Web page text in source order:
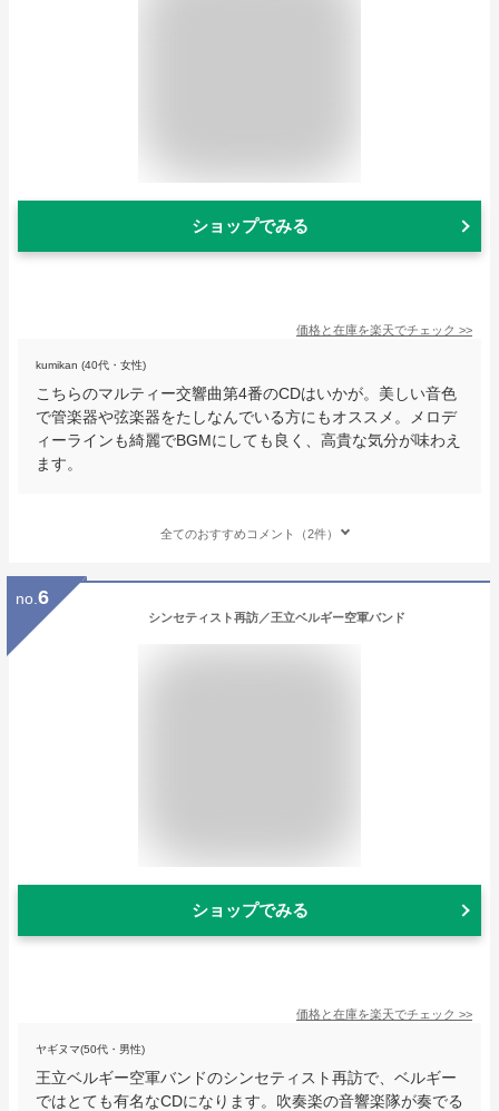
ショップでみる
価格と在庫を楽天でチェック >>
kumikan (40代・女性)
こちらのマルティー交響曲第4番のCDはいかが。美しい音色
で管楽器や弦楽器をたしなんでいる方にもオススメ。メロデ
ィーラインも綺麗でBGMにしても良く、高貴な気分が味わえ
ます。
全てのおすすめコメント（2件）
no. 6
シンセティスト再訪／王立ベルギー空軍バンド
ショップでみる
価格と在庫を楽天でチェック >>
ヤギヌマ(50代・男性)
王立ベルギー空軍バンドのシンセティスト再訪で、ベルギー
ではとても有名なCDになります。吹奏楽の音響楽隊が奏でる